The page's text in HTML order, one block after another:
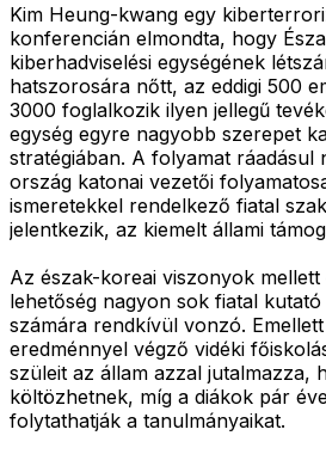
Kim Heung-kwang egy
konferencián elmondta, hogy
kiberhadviselési egységének
hatszorosára nőtt, az eddigi 500
3000 foglalkozik ilyen jellegű
egység egyre nagyobb szerepet
stratégiában. A folyamat ráadásul
ország katonai vezetői
ismeretekkel rendelkező fiatal
jelentkezik, az kiemelt állami
Az észak-koreai viszonyok
lehetőség nagyon sok fiatal
számára rendkívül vonzó.
eredménnyel végző vidéki
szüleit az állam azzal jutalmazza,
költözhetnek, míg a diákok pár
folytathatják a tanulmányaikat.